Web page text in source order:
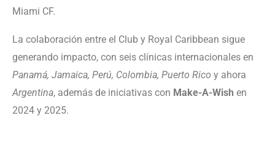
Miami CF.
La colaboración entre el Club y Royal Caribbean sigue
generando impacto, con seis clínicas internacionales en
Panamá, Jamaica, Perú, Colombia, Puerto Rico y ahora
Argentina, además de iniciativas con Make-A-Wish en
2024 y 2025.